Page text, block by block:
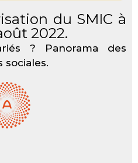
du SMIC à
2022.
? Panorama des
sociales.